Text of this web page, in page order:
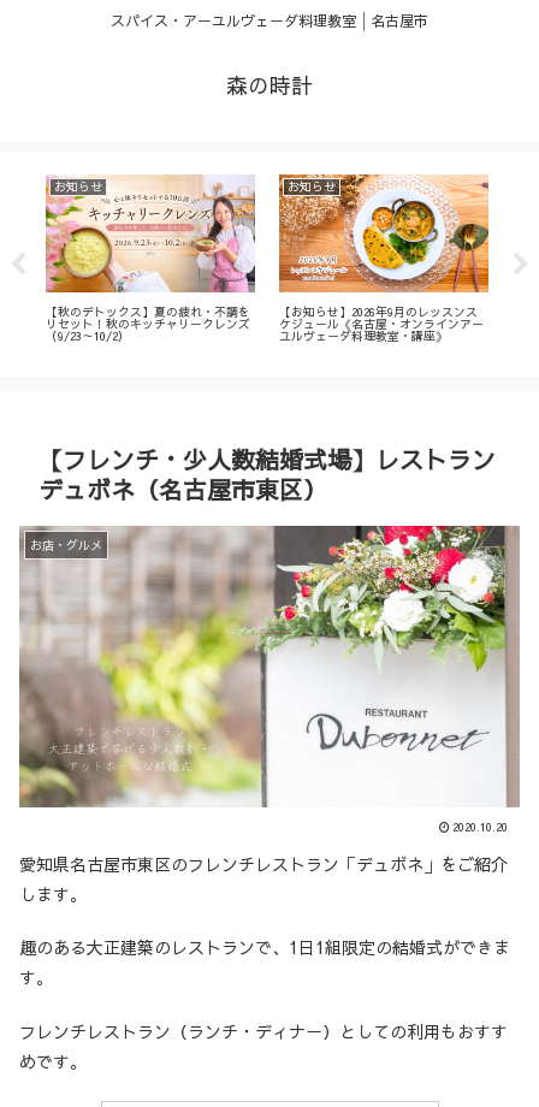
スパイス・アーユルヴェーダ料理教室│名古屋市
森の時計
お知らせ
【秋のデトックス】夏の疲れ・不調を
リセット！秋のキッチャリークレンズ
（9/23～10/2）
お知らせ
【お知らせ】2026年9月のレッスンス
ケジュール《名古屋・オンラインアー
ユルヴェーダ料理教室・講座》
【フレンチ・少人数結婚式場】レストラン
デュボネ（名古屋市東区）
お店・グルメ
2020.10.20
愛知県名古屋市東区のフレンチレストラン「デュボネ」をご紹介
します。
趣のある大正建築のレストランで、1日1組限定の結婚式ができま
す。
フレンチレストラン（ランチ・ディナー）としての利用もおすす
めです。